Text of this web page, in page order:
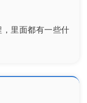
，里面都有一些什